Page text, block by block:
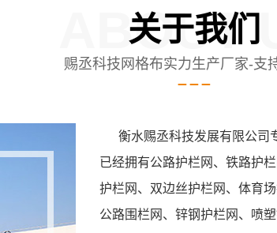
关于我们
ABOUT
赐丞科技网格布实力生产厂家-支
衡水赐丞科技发展有限公司
已经拥有公路护栏网、铁路护
护栏网、双边丝护栏网、体育
公路围栏网、锌钢护栏网、喷